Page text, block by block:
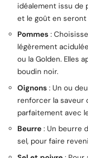
idéalement issu de
et le goût en
Pommes :
légèrement
ou la Golden. Elles
boudin noir.
Oignons : Un ou
renforcer la saveur
parfaitement avec
Beurre : Un beurre
sel, pour faire